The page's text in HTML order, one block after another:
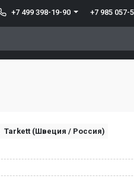
+7 499 398-19-90 +7 985 057-
Tarkett (Швеция / Россия)